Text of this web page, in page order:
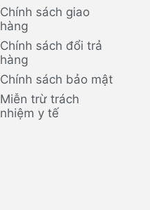
Chính sách giao
hàng
Chính sách đổi trả
hàng
Chính sách bảo mật
Miễn trừ trách
nhiệm y tế